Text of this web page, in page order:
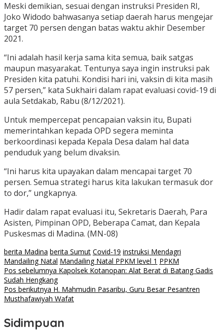
Meski demikian, sesuai dengan instruksi Presiden RI,
Joko Widodo bahwasanya setiap daerah harus mengejar
target 70 persen dengan batas waktu akhir Desember
2021.
“Ini adalah hasil kerja sama kita semua, baik satgas
maupun masyarakat. Tentunya saya ingin instruksi pak
Presiden kita patuhi. Kondisi hari ini, vaksin di kita masih
57 persen,” kata Sukhairi dalam rapat evaluasi covid-19 di
aula Setdakab, Rabu (8/12/2021).
Untuk mempercepat pencapaian vaksin itu, Bupati
memerintahkan kepada OPD segera meminta
berkoordinasi kepada Kepala Desa dalam hal data
penduduk yang belum divaksin.
“Ini harus kita upayakan dalam mencapai target 70
persen. Semua strategi harus kita lakukan termasuk dor
to dor,” ungkapnya.
Hadir dalam rapat evaluasi itu, Sekretaris Daerah, Para
Asisten, Pimpinan OPD, Beberapa Camat, dan Kepala
Puskesmas di Madina. (MN-08)
berita Madina berita Sumut Covid-19 instruksi Mendagri
Mandailing Natal Mandailing Natal PPKM level 1 PPKM
Navigasi
pos
Pos sebelumnya Kapolsek Kotanopan: Alat Berat di Batang Gadis
Sudah Hengkang
Pos berikutnya H. Mahmudin Pasaribu, Guru Besar Pesantren
Musthafawiyah Wafat
Sidimpuan